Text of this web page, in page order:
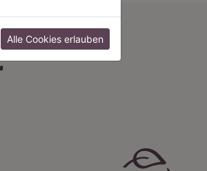
Alle Cookies erlauben